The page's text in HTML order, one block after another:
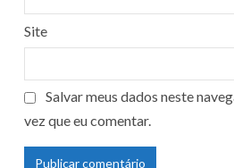
Site
Salvar meus dados neste
vez que eu comentar.